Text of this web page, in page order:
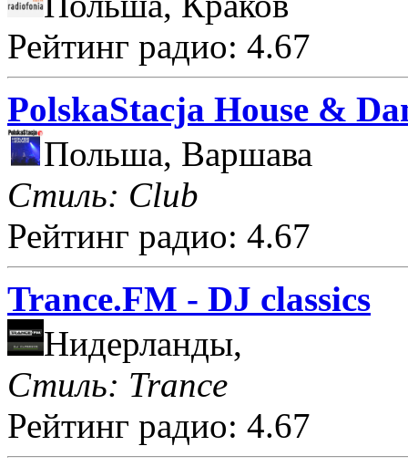
Рейтинг радио: 4.67
PolskaStacja House &
Польша, Варшава
Стиль: Club
Рейтинг радио: 4.67
Trance.FM - DJ classics
Нидерланды,
Стиль: Trance
Рейтинг радио: 4.67